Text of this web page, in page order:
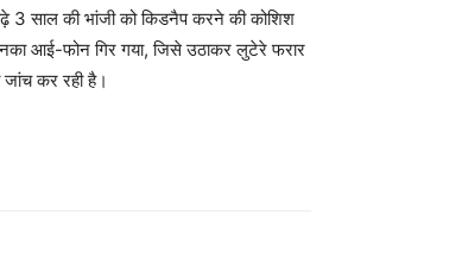
साल की भांजी को किडनैप करने की कोशिश
आई-फोन गिर गया, जिसे उठाकर लुटेरे फरार
कर रही है।